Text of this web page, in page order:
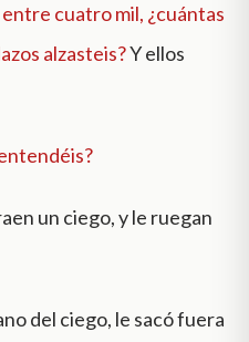
cuatro mil, ¿cuántas
alzasteis?Y ellos
un ciego, y le ruegan
del ciego, le sacó fuera